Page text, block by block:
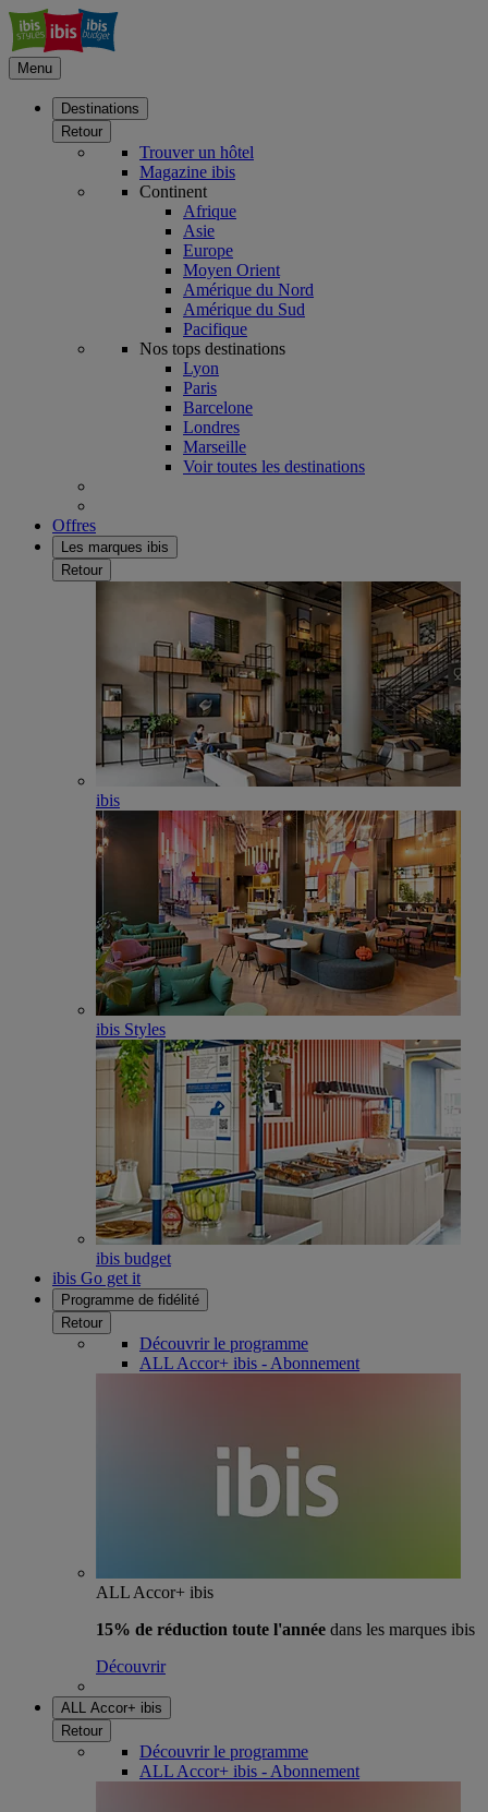
Menu
Destinations
Retour
Trouver un hôtel
Magazine ibis
Continent
Afrique
Asie
Europe
Moyen Orient
Amérique du Nord
Amérique du Sud
Pacifique
Nos tops destinations
Lyon
Paris
Barcelone
Londres
Marseille
Voir toutes les destinations
Offres
Les marques ibis
Retour
ibis
ibis Styles
ibis budget
ibis Go get it
Programme de fidélité
Retour
Découvrir le programme
ALL Accor+ ibis - Abonnement
ALL Accor+ ibis
15% de réduction toute l'année dans les marques ibis
Découvrir
ALL Accor+ ibis
Retour
Découvrir le programme
ALL Accor+ ibis - Abonnement